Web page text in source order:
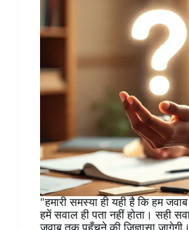
"हमारी समस्या ही यही है कि हम
हमें सवाल ही पता नहीं होता। सही
जवाब तक पहुँचने की जिज्ञासा